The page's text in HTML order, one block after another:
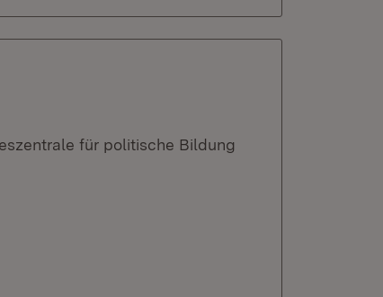
für politische Bildung